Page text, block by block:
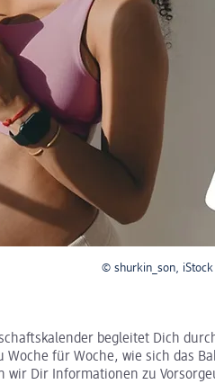
© shurkin_son, iStock
begleitet Dich
für Woche, wie sich das
wir Dir Informationen zu